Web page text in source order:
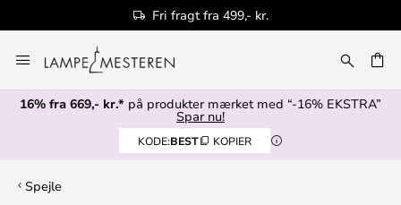
Fri fragt fra 499,- kr.
to
Content
16% fra 669,- kr.* på produkter mærket med “-16% EKSTRA”
Spar nu!
KODE:BEST KOPIER
Spejle